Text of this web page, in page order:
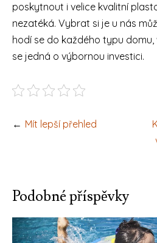
poskytnout i velice kvalitní
nezatéká. Vybrat si je u nás
hodí se do každého typu domu,
se jedná o výbornou investici.
Navigace
Mít lepší přehled
Podobné příspěvky